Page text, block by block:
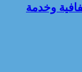
وخدمة